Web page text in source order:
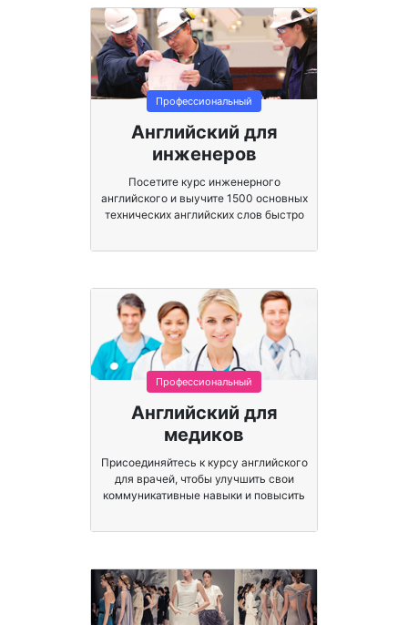
Профессиональный
Английский для
инженеров
Посетите курс инженерного
английского и выучите 1500 основных
технических английских слов быстро
Профессиональный
Английский для
медиков
Присоединяйтесь к курсу английского
для врачей, чтобы улучшить свои
коммуникативные навыки и повысить